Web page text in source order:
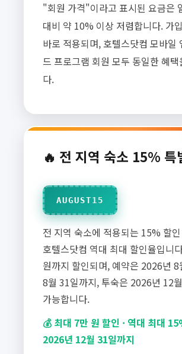
"회원 가격"이라고 표시된 요금은
대비 약 10% 이상 저렴합니다. 가
바로 적용되며, 호텔스닷컴 모바일
드 프로그램 회원 모두 동일한 혜택
다.
🔥 전 지역 숙소 15% 특
AUGUST15
전 지역 숙소에 적용되는 15% 할
호텔스닷컴 역대 최대 할인율입니
원까지 할인되며, 예약은 2026년 8
8월 31일까지, 투숙은 2026년 12
가능합니다.
💰 최대 7만 원 할인 · 역대 최대
2026년 12월 31일까지